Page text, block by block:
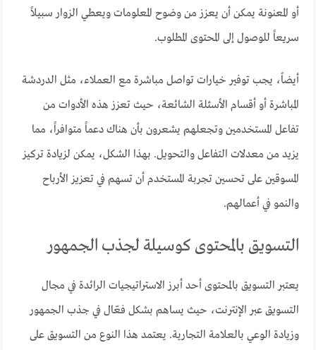
أو المعنونة يمكن أن يعزز من وضوح المعلومات ويعطي الزوار سبيلاً
سريعاً للوصول إلى المحتوى المطلوب.
أيضاً، يجب توفير خيارات تواصل مباشرة مع العملاء، مثل الدردشة
المباشرة أو أقسام الأسئلة الشائعة، حيث تعزز هذه الأدوات من
تفاعل المستخدمين وتجعلهم يشعرون بأن هناك دعماً متوافراً، مما
يزيد من معدلات التفاعل والتحويل. بهذا الشكل، يمكن لزيادة تركيز
المسوقين على تحسين تجربة المستخدم أن تسهم في تعزيز الأرباح
والنمو في أعمالهم.
التسويق بالمحتوى كوسيلة لجذب الجمهور
يعتبر التسويق بالمحتوى أحد أبرز الاستراتيجيات الرائدة في مجال
التسويق عبر الإنترنت، حيث يساهم بشكل فعّال في جذب الجمهور
وزيادة الوعي بالعلامة التجارية. يعتمد هذا النوع من التسويق على